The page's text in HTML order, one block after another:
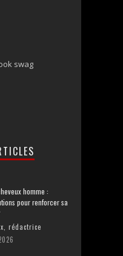
swag
homme :
pour renforcer sa
rédactrice